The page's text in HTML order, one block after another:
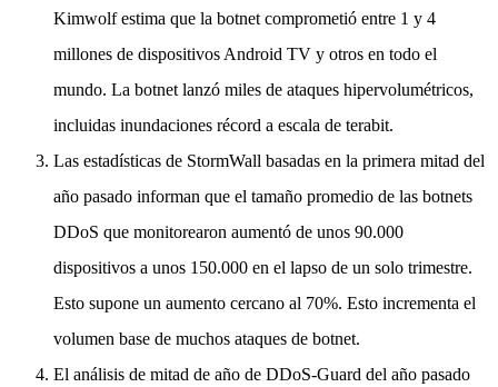
Kimwolf estima que la botnet comprometió entre 1 y 4
millones de dispositivos Android TV y otros en todo el
mundo. La botnet lanzó miles de ataques hipervolumétricos,
incluidas inundaciones récord a escala de terabit.
Las estadísticas de StormWall basadas en la primera mitad del
año pasado informan que el tamaño promedio de las botnets
DDoS que monitorearon aumentó de unos 90.000
dispositivos a unos 150.000 en el lapso de un solo trimestre.
Esto supone un aumento cercano al 70%. Esto incrementa el
volumen base de muchos ataques de botnet.
El análisis de mitad de año de DDoS-Guard del año pasado